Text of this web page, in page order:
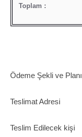
Toplam :
Ödeme Şekli ve Planı
Teslimat Adresi
Teslim Edilecek kişi